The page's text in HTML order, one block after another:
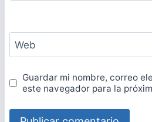
Web
Guardar mi nombre, correo
este navegador para la